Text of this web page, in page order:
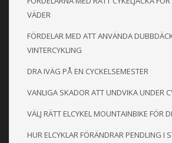
VÄDER
FÖRDELAR MED ATT ANVÄNDA
VINTERCYKLING
DRA IVÄG PÅ EN CYCKELSEMESTER
VANLIGA SKADOR ATT UNDVIKA UNDER
VÄLJ RÄTT ELCYKEL MOUNTAINBIKE FÖR
HUR ELCYKLAR FÖRÄNDRAR PENDLING I